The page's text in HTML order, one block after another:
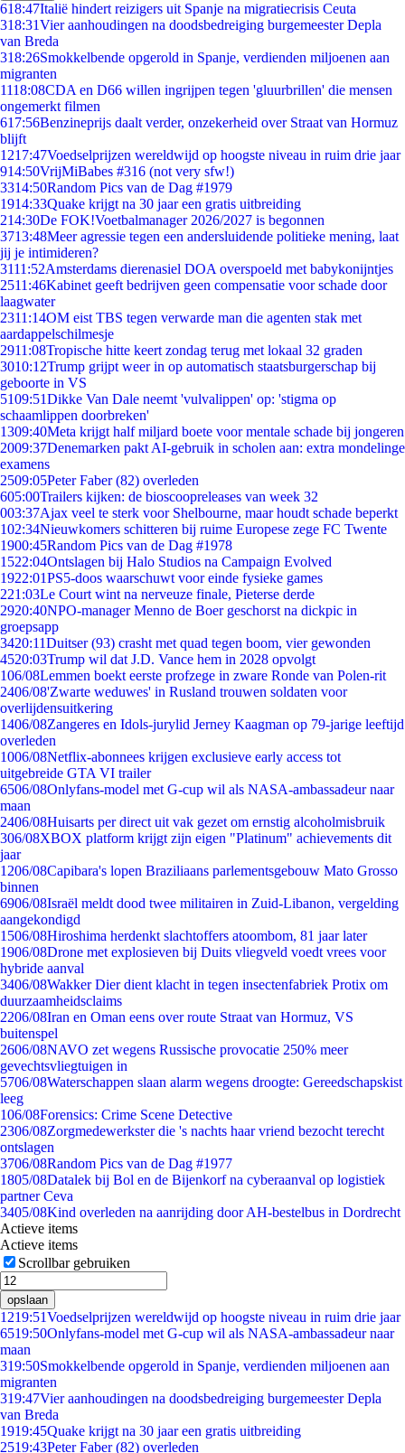
618:47Italië hindert reizigers uit Spanje na migratiecrisis Ceuta
318:31Vier aanhoudingen na doodsbedreiging burgemeester Depla
van Breda
318:26Smokkelbende opgerold in Spanje, verdienden miljoenen aan
migranten
1118:08CDA en D66 willen ingrijpen tegen 'gluurbrillen' die mensen
ongemerkt filmen
617:56Benzineprijs daalt verder, onzekerheid over Straat van Hormuz
blijft
1217:47Voedselprijzen wereldwijd op hoogste niveau in ruim drie jaar
914:50VrijMiBabes #316 (not very sfw!)
3314:50Random Pics van de Dag #1979
1914:33Quake krijgt na 30 jaar een gratis uitbreiding
214:30De FOK!Voetbalmanager 2026/2027 is begonnen
3713:48Meer agressie tegen een andersluidende politieke mening, laat
jij je intimideren?
3111:52Amsterdams dierenasiel DOA overspoeld met babykonijntjes
2511:46Kabinet geeft bedrijven geen compensatie voor schade door
laagwater
2311:14OM eist TBS tegen verwarde man die agenten stak met
aardappelschilmesje
2911:08Tropische hitte keert zondag terug met lokaal 32 graden
3010:12Trump grijpt weer in op automatisch staatsburgerschap bij
geboorte in VS
5109:51Dikke Van Dale neemt 'vulvalippen' op: 'stigma op
schaamlippen doorbreken'
1309:40Meta krijgt half miljard boete voor mentale schade bij jongeren
2009:37Denemarken pakt AI-gebruik in scholen aan: extra mondelinge
examens
2509:05Peter Faber (82) overleden
605:00Trailers kijken: de bioscoopreleases van week 32
003:37Ajax veel te sterk voor Shelbourne, maar houdt schade beperkt
102:34Nieuwkomers schitteren bij ruime Europese zege FC Twente
1900:45Random Pics van de Dag #1978
1522:04Ontslagen bij Halo Studios na Campaign Evolved
1922:01PS5-doos waarschuwt voor einde fysieke games
221:03Le Court wint na nerveuze finale, Pieterse derde
2920:40NPO-manager Menno de Boer geschorst na dickpic in
groepsapp
3420:11Duitser (93) crasht met quad tegen boom, vier gewonden
4520:03Trump wil dat J.D. Vance hem in 2028 opvolgt
106/08Lemmen boekt eerste profzege in zware Ronde van Polen-rit
2406/08'Zwarte weduwes' in Rusland trouwen soldaten voor
overlijdensuitkering
1406/08Zangeres en Idols-jurylid Jerney Kaagman op 79-jarige leeftijd
overleden
1006/08Netflix-abonnees krijgen exclusieve early access tot
uitgebreide GTA VI trailer
6506/08Onlyfans-model met G-cup wil als NASA-ambassadeur naar
maan
2406/08Huisarts per direct uit vak gezet om ernstig alcoholmisbruik
306/08XBOX platform krijgt zijn eigen "Platinum" achievements dit
jaar
1206/08Capibara's lopen Braziliaans parlementsgebouw Mato Grosso
binnen
6906/08Israël meldt dood twee militairen in Zuid-Libanon, vergelding
aangekondigd
1506/08Hiroshima herdenkt slachtoffers atoombom, 81 jaar later
1906/08Drone met explosieven bij Duits vliegveld voedt vrees voor
hybride aanval
3406/08Wakker Dier dient klacht in tegen insectenfabriek Protix om
duurzaamheidsclaims
2206/08Iran en Oman eens over route Straat van Hormuz, VS
buitenspel
2606/08NAVO zet wegens Russische provocatie 250% meer
gevechtsvliegtuigen in
5706/08Waterschappen slaan alarm wegens droogte: Gereedschapskist
leeg
106/08Forensics: Crime Scene Detective
2306/08Zorgmedewerkster die 's nachts haar vriend bezocht terecht
ontslagen
3706/08Random Pics van de Dag #1977
1805/08Datalek bij Bol en de Bijenkorf na cyberaanval op logistiek
partner Ceva
3405/08Kind overleden na aanrijding door AH-bestelbus in Dordrecht
Actieve items
Actieve items
Scrollbar gebruiken
opslaan
1219:51Voedselprijzen wereldwijd op hoogste niveau in ruim drie jaar
6519:50Onlyfans-model met G-cup wil als NASA-ambassadeur naar
maan
319:50Smokkelbende opgerold in Spanje, verdienden miljoenen aan
migranten
319:47Vier aanhoudingen na doodsbedreiging burgemeester Depla
van Breda
1919:45Quake krijgt na 30 jaar een gratis uitbreiding
2519:43Peter Faber (82) overleden